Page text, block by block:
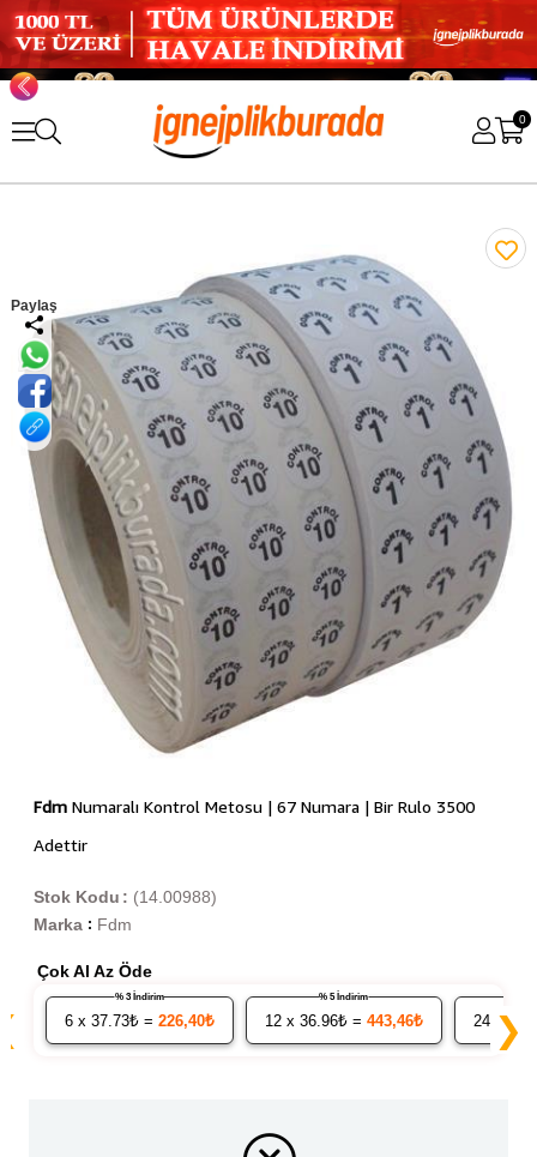
0
Paylaş
FdmNumaralı Kontrol Metosu | 67 Numara | Bir Rulo 3500
Adettir
(14.00988)
Stok Kodu
Marka : Fdm
Çok Al Az Öde
6x 37.73₺ = 226,40₺
% 3 İndirim
12x 36.96₺ = 443,46₺
% 5 İndirim
24x❯